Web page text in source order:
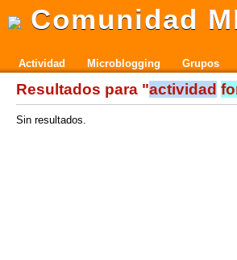
Comunidad
Actividad Microblogging Grupos
Resultados para "actividad
Sin resultados.